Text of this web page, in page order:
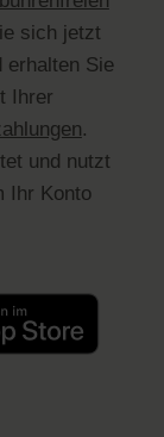
sich jetzt
Sie
Ihrer
.
und nutzt
Ihr Konto